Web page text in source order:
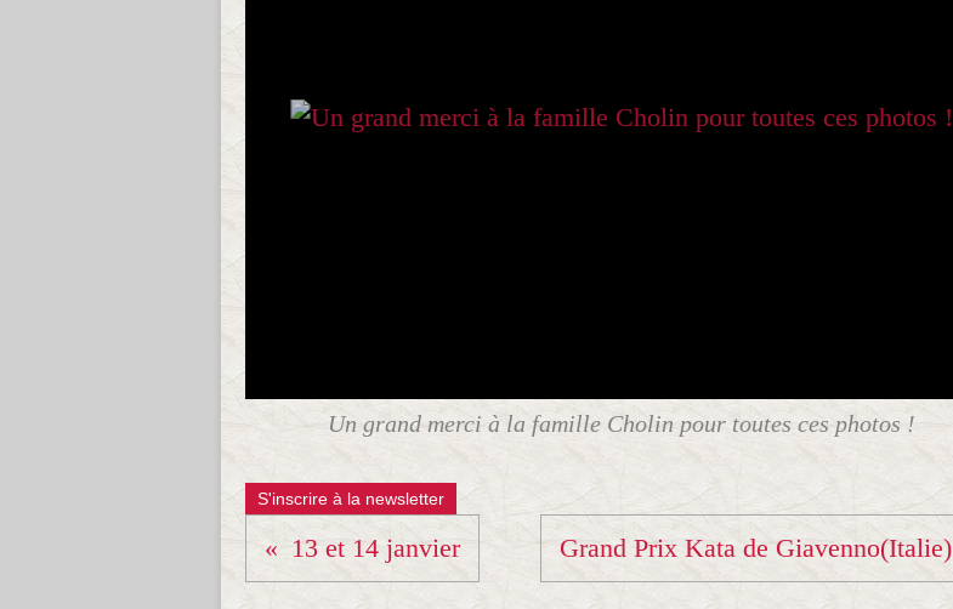
Un grand merci à la famille Cholin pour toutes ces photos !
S'inscrire à la newsletter
13 et 14 janvier Grand Prix Kata de Giavenno(Italie)